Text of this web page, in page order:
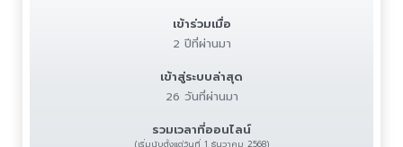
เข้าร่วมเมื่อ
2 ปีที่ผ่านมา
เข้าสู่ระบบล่าสุด
26 วันที่ผ่านมา
รวมเวลาที่ออนไลน์
(เริ่มนับตั้งแต่วันที่ 1 ธันวาคม 2568)